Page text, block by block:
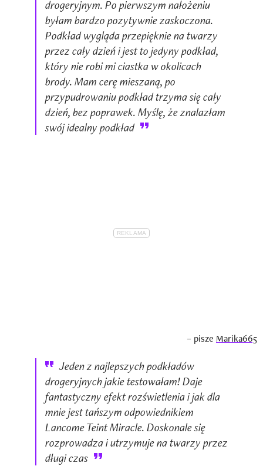
drogeryjnym. Po pierwszym nałożeniu
byłam bardzo pozytywnie zaskoczona.
Podkład wygląda przepięknie na twarzy
przez cały dzień i jest to jedyny podkład,
który nie robi mi ciastka w okolicach
brody. Mam cerę mieszaną, po
przypudrowaniu podkład trzyma się cały
dzień, bez poprawek. Myślę, że znalazłam
swój idealny podkład
– pisze Marika665
Jeden z najlepszych podkładów
drogeryjnych jakie testowałam! Daje
fantastyczny efekt rozświetlenia i jak dla
mnie jest tańszym odpowiednikiem
Lancome Teint Miracle. Doskonale się
rozprowadza i utrzymuje na twarzy przez
długi czas